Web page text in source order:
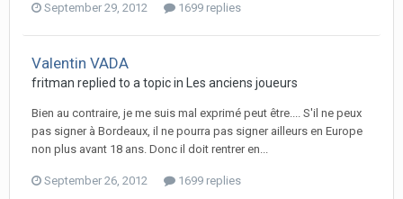
September 29, 2012 1699 replies
Valentin VADA
fritman replied to a topic in Les anciens joueurs
Bien au contraire, je me suis mal exprimé peut être.... S'il ne peux
pas signer à Bordeaux, il ne pourra pas signer ailleurs en Europe
non plus avant 18 ans. Donc il doit rentrer en...
September 26, 2012 1699 replies